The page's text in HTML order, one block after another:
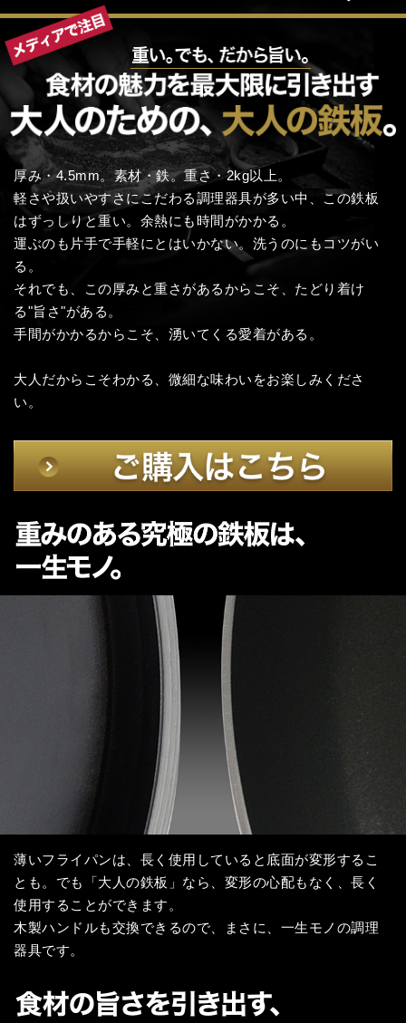
厚み・4.5mm。素材・鉄。重さ・2kg以上。
軽さや扱いやすさにこだわる調理器具が多い中、この鉄板
はずっしりと重い。余熱にも時間がかかる。
運ぶのも片手で手軽にとはいかない。洗うのにもコツがい
る。
それでも、この厚みと重さがあるからこそ、たどり着け
る"旨さ"がある。
手間がかかるからこそ、湧いてくる愛着がある。
大人だからこそわかる、微細な味わいをお楽しみくださ
い。
薄いフライパンは、長く使用していると底面が変形するこ
とも。でも「大人の鉄板」なら、変形の心配もなく、長く
使用することができます。
木製ハンドルも交換できるので、まさに、一生モノの調理
器具です。